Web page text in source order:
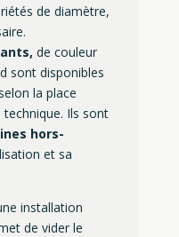
de diamètre,
de couleur
sont disponibles
la place
Ils sont
hors-
et sa
installation
de vider le